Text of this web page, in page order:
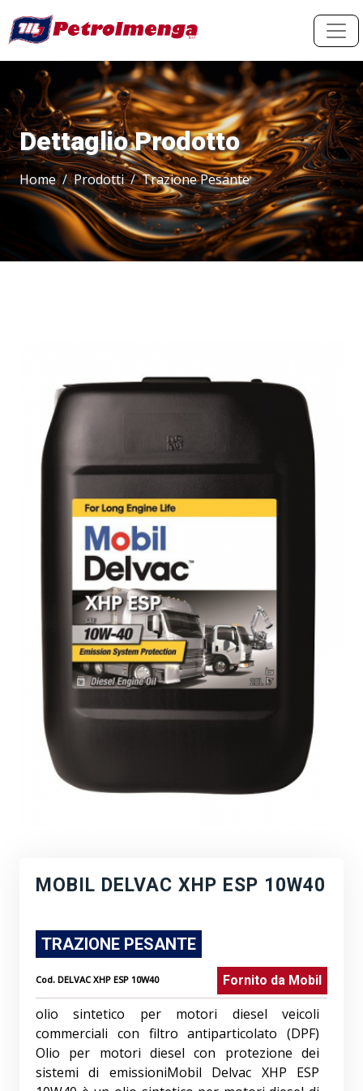
Dettaglio Prodotto
Home Prodotti Trazione Pesante
MOBIL DELVAC XHP ESP 10W40
TRAZIONE PESANTE
Cod. DELVAC XHP ESP 10W40 Fornito da Mobil
olio sintetico per motori diesel veicoli
commerciali con filtro antiparticolato (DPF)
Olio per motori diesel con protezione dei
sistemi di emissioniMobil Delvac XHP ESP